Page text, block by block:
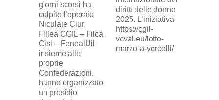
giorni scorsi ha
colpito l’operaio
Niculaie Ciur,
Fillea CGIL – Filca
Cisl – FenealUil
insieme alle
proprie
Confederazioni,
hanno organizzato
un presidio
diritti delle donne
2025. L’iniziativa:
https://cgil-
vcval.eu/lotto-
marzo-a-vercelli/